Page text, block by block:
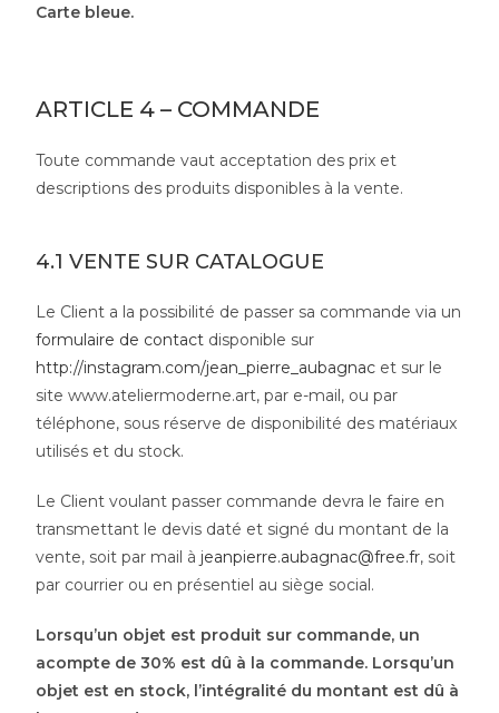
Carte bleue.
ARTICLE 4 – COMMANDE
Toute commande vaut acceptation des prix et
descriptions des produits disponibles à la vente.
4.1 VENTE SUR CATALOGUE
Le Client a la possibilité de passer sa commande via un
formulaire de contact disponible sur
http://instagram.com/jean_pierre_aubagnac et sur le
site www.ateliermoderne.art, par e-mail, ou par
téléphone, sous réserve de disponibilité des matériaux
utilisés et du stock.
Le Client voulant passer commande devra le faire en
transmettant le devis daté et signé du montant de la
vente, soit par mail à jeanpierre.aubagnac@free.fr, soit
par courrier ou en présentiel au siège social.
Lorsqu’un objet est produit sur commande, un
acompte de 30% est dû à la commande. Lorsqu’un
objet est en stock, l’intégralité du montant est dû à